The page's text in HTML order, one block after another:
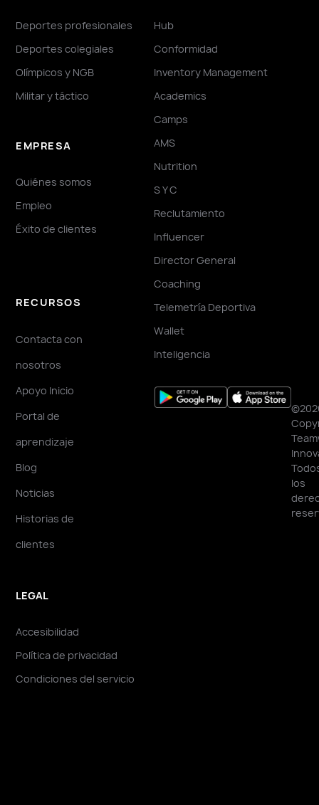
Deportes profesionales
Deportes colegiales
Olímpicos y NGB
Militar y táctico
EMPRESA
Quiénes somos
Empleo
Éxito de clientes
RECURSOS
Contacta con
nosotros
Apoyo Inicio
Portal de
aprendizaje
Blog
Noticias
Historias de
clientes
LEGAL
Accesibilidad
Política de privacidad
Condiciones del servicio
Hub
Conformidad
Inventory Management
Academics
Camps
AMS
Nutrition
S Y C
Reclutamiento
Influencer
Director General
Coaching
Telemetría Deportiva
Wallet
Inteligencia
los